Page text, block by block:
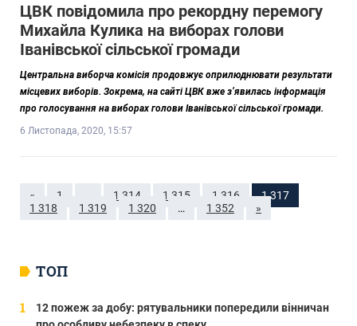
ЦВК повідомила про рекордну перемогу
Михайла Кулика на виборах голови
Іванівської сільської громади
Центральна виборча комісія продовжує оприлюднювати результати
місцевих виборів. Зокрема, на сайті ЦВК вже з’явилась інформація
про голосування на виборах голови Іванівської сільської громади.
6 Листопада, 2020, 15:57
« 1 1 314 1 315 1 316
1 317
1 318
1 319 1 320 … 1 352 »
ТОП
12 пожеж за добу: рятувальники попередили вінничан